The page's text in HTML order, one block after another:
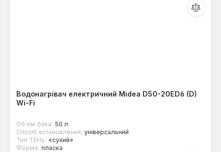
Водонагрівач електричний Midea D50-20ED6 (D)
Wi-Fi
Об'єм бака: 50 л
Спосіб встановлення: універсальний
Тип ТЕНу: «сухий»
Форма: пласка